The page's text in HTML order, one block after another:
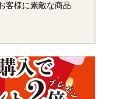
客様に素敵な商品